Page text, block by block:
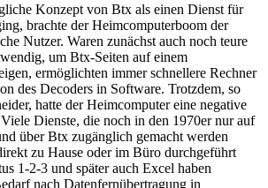
Konzept von Btx als einen Dienst für
brachte der Heimcomputerboom der
Nutzer. Waren zunächst auch noch teure
um Btx-Seiten auf einem
ermöglichten immer schnellere Rechner
des Decoders in Software. Trotzdem, so
hatte der Heimcomputer eine negative
Dienste, die noch in den 1970er nur auf
über Btx zugänglich gemacht werden
zu Hause oder im Büro durchgeführt
1-2-3 und später auch Excel haben
nach Datenfernübertragung in